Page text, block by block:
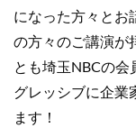
になった方々とお
の方々のご講演が
とも埼玉NBCの
グレッシブに企業
ます！